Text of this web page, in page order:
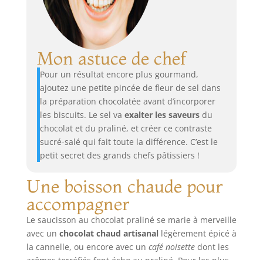
Mon astuce de chef
Pour un résultat encore plus gourmand,
ajoutez une petite pincée de fleur de sel dans
la préparation chocolatée avant d’incorporer
les biscuits. Le sel va exalter les saveursdu
chocolat et du praliné, et créer ce contraste
sucré-salé qui fait toute la différence. C’est le
petit secret des grands chefs pâtissiers !
Une boisson chaude pour
accompagner
Le saucisson au chocolat praliné se marie à merveille
avec un chocolat chaud artisanallégèrement épicé à
la cannelle, ou encore avec un café noisettedont les